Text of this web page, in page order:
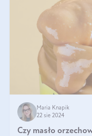
Maria Knapik
22 sie 2024
Czy masło